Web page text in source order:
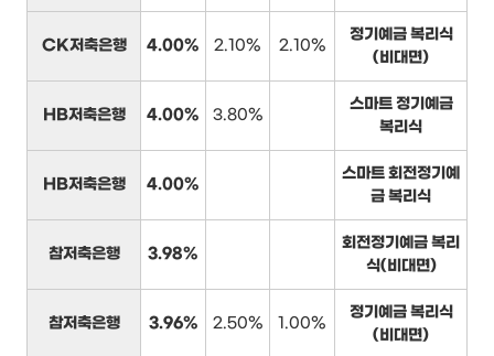
CK저축은행 4.00% 2.10% 2.10%
정기예금 복리식
(비대면)
HB저축은행 4.00% 3.80%
스마트 정기예금
복리식
HB저축은행 4.00%
스마트 회전정기예
금 복리식
참저축은행 3.98%
회전정기예금 복리
식(비대면)
참저축은행 3.96% 2.50% 1.00%
정기예금 복리식
(비대면)